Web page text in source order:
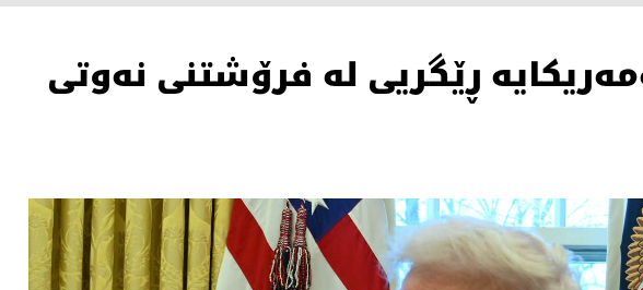
ڕێگریی له‌ فرۆشتنی نه‌وتی